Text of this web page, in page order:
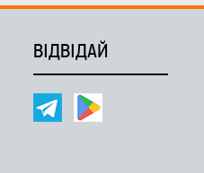
ВІДВІДАЙ